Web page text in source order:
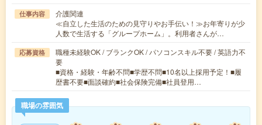
仕事内容
介護関連
≪自立した生活のための見守りやお手伝い！≫お年寄りが少
人数で生活する「グループホーム」。利用者さんが…
応募資格
職種未経験OK / ブランクOK / パソコンスキル不要 / 英語力不
要
■資格・経験・年齢不問■学歴不問■10名以上採用予定！■履
歴書不要■面談確約■社会保険完備■社員登用…
職場の雰囲気